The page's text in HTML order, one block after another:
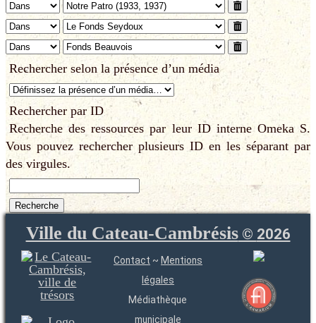
Rechercher selon la présence d’un média
Rechercher par ID
Recherche des ressources par leur ID interne Omeka S.
Vous pouvez rechercher plusieurs ID en les séparant par
des virgules.
Ville du Cateau-Cambrésis© 2026
Contact ~ Mentions
légales
Médiathèque
municipale